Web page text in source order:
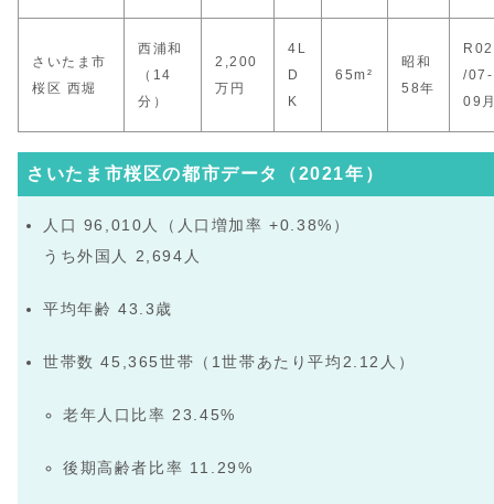
さいたま市
桜区 西堀
西浦和
（14
分）
2,200
万円
4L
D
K
65m²
昭和
58年
R02
/07-
09
さいたま市桜区の都市データ（2021年）
人口 96,010人（人口増加率 +0.38%）
うち外国人 2,694人
平均年齢 43.3歳
世帯数 45,365世帯（1世帯あたり平均2.12人）
老年人口比率 23.45%
後期高齢者比率 11.29%